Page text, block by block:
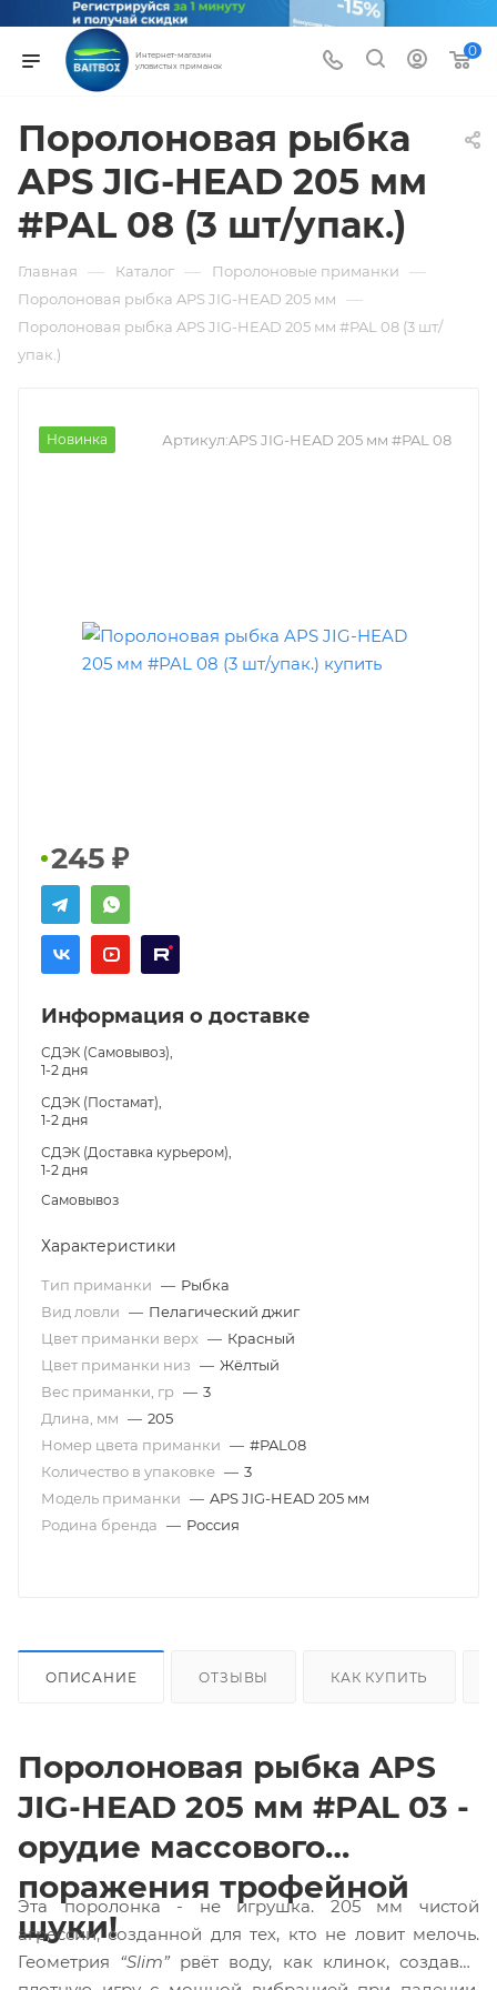
Интернет-магазин
уловистых приманок
0
Поролоновая рыбка
APS JIG-HEAD 205 мм
#PAL 08 (3 шт/упак.)
Главная — Каталог — Поролоновые приманки —
Поролоновая рыбка APS JIG-HEAD 205 мм —
Поролоновая рыбка APS JIG-HEAD 205 мм #PAL 08 (3 шт/
упак.)
Новинка Артикул:APS JIG-HEAD 205 мм #PAL 08
245 ₽
Информация о доставке
СДЭК (Самовывоз),
1-2 дня
СДЭК (Постамат),
1-2 дня
СДЭК (Доставка курьером),
1-2 дня
Самовывоз
Характеристики
Тип приманки — Рыбка
Вид ловли — Пелагический джиг
Цвет приманки верх — Красный
Цвет приманки низ — Жёлтый
Вес приманки, гр — 3
Длина, мм — 205
Номер цвета приманки — #PAL08
Количество в упаковке — 3
Модель приманки — APS JIG-HEAD 205 мм
Родина бренда — Россия
ОПИСАНИЕ ОТЗЫВЫ КАК КУПИТЬ
Поролоновая рыбка APS
JIG-HEAD 205 мм #PAL 03 -
орудие массового
поражения трофейной
щуки!
Эта поролонка - не игрушка. 205 мм чистой
агрессии, созданной для тех, кто не ловит мелочь.
Геометрия “Slim” рвёт воду, как клинок, создавая